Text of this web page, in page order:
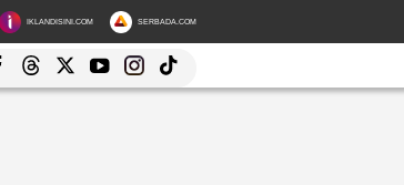
IKLANDISINI.COM SERBADA.COM